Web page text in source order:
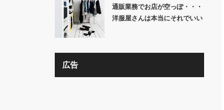
通販業務でお店が空っぽ・・・
洋服屋さんは本当にそれでいい
広告